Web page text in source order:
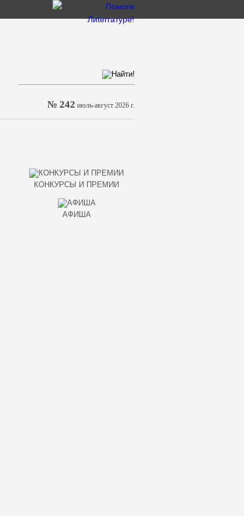
№ 242 июль-август 2026 г.
КОНКУРСЫ И ПРЕМИИ
АФИША